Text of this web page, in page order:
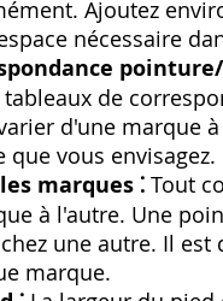
Ajoutez
nécessaire
de
d'une marque
vous envisagez.
marques ⁚ Tout
à l'autre. Une
une autre. Il
marque.